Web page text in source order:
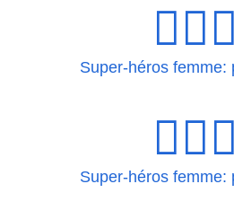
🦸🏻‍♀
Super-héros femme:
🦸🏻‍♀️
Super-héros femme: